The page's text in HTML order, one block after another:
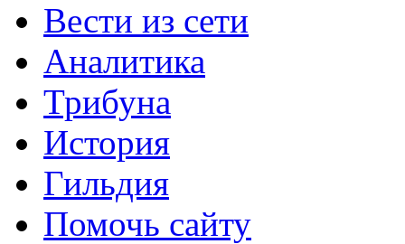
Вести из сети
Аналитика
Трибуна
История
Гильдия
Помочь сайту